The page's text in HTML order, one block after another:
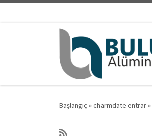
Başlangıç »charmdate entrar»